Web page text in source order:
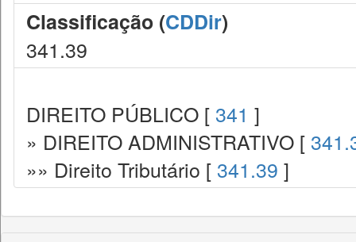
Classificação (CDDir)
341.39
DIREITO PÚBLICO [ 341 ]
» DIREITO ADMINISTRATIVO [
»» Direito Tributário [ 341.39 ]